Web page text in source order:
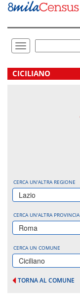
Vai
direttamente
Toggle
navigation
.
CICILIANO
CERCA UN'ALTRA REGIONE
Lazio
CERCA UN'ALTRA PROVINCIA
Roma
CERCA UN COMUNE
Ciciliano
TORNA AL COMUNE